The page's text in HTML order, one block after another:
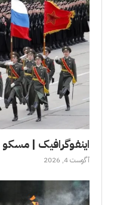
اینفوگرافیک |
آگوست 4, 2026